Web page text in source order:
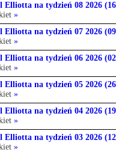
Elliotta na tydzień 08 2026
»
Elliotta na tydzień 07 2026
»
Elliotta na tydzień 06 2026
»
Elliotta na tydzień 05 2026
»
Elliotta na tydzień 04 2026
»
Elliotta na tydzień 03 2026
»